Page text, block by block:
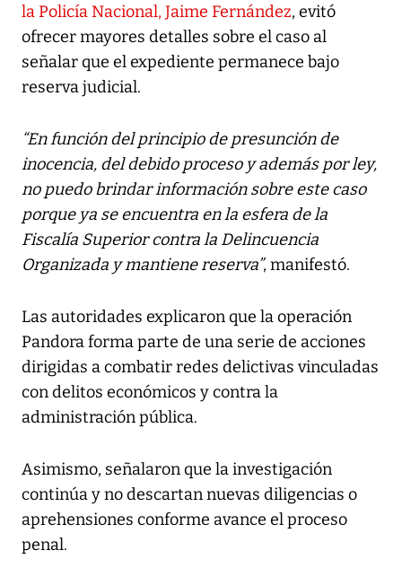
la Policía Nacional, Jaime Fernández, evitó
ofrecer mayores detalles sobre el caso al
señalar que el expediente permanece bajo
reserva judicial.
“En función del principio de presunción de
inocencia, del debido proceso y además por ley,
no puedo brindar información sobre este caso
porque ya se encuentra en la esfera de la
Fiscalía Superior contra la Delincuencia
Organizada y mantiene reserva”, manifestó.
Las autoridades explicaron que la operación
Pandora forma parte de una serie de acciones
dirigidas a combatir redes delictivas vinculadas
con delitos económicos y contra la
administración pública.
Asimismo, señalaron que la investigación
continúa y no descartan nuevas diligencias o
aprehensiones conforme avance el proceso
penal.